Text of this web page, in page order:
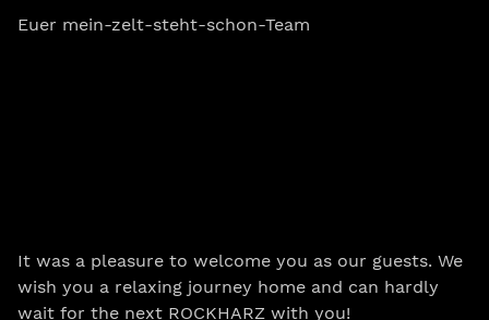
Euer mein-zelt-steht-schon-Team
It was a pleasure to welcome you as our guests. We
wish you a relaxing journey home and can hardly
wait for the next ROCKHARZ with you!